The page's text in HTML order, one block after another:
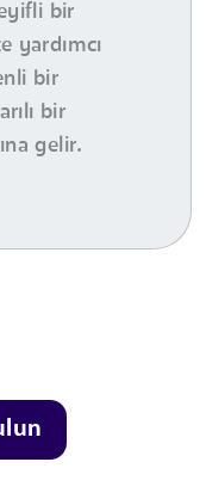
bir
yardımcı
bir
bir
gelir.